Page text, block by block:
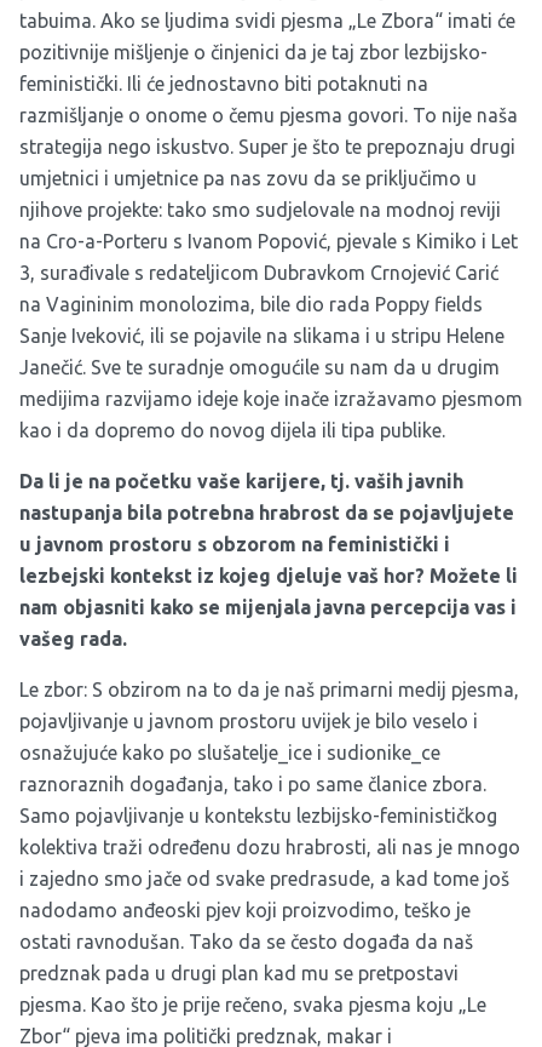
tabuima. Ako se ljudima svidi pjesma „Le Zbora“ imati će
pozitivnije mišljenje o činjenici da je taj zbor lezbijsko-
feministički. Ili će jednostavno biti potaknuti na
razmišljanje o onome o čemu pjesma govori. To nije naša
strategija nego iskustvo. Super je što te prepoznaju drugi
umjetnici i umjetnice pa nas zovu da se priključimo u
njihove projekte: tako smo sudjelovale na modnoj reviji
na Cro-a-Porteru s Ivanom Popović, pjevale s Kimiko i Let
3, surađivale s redateljicom Dubravkom Crnojević Carić
na Vagininim monolozima, bile dio rada Poppy fields
Sanje Iveković, ili se pojavile na slikama i u stripu Helene
Janečić. Sve te suradnje omogućile su nam da u drugim
medijima razvijamo ideje koje inače izražavamo pjesmom
kao i da dopremo do novog dijela ili tipa publike.
Da li je na početku vaše karijere, tj. vaših javnih
nastupanja bila potrebna hrabrost da se pojavljujete
u javnom prostoru s obzorom na feministički i
lezbejski kontekst iz kojeg djeluje vaš hor? Možete li
nam objasniti kako se mijenjala javna percepcija vas i
vašeg rada.
Le zbor: S obzirom na to da je naš primarni medij pjesma,
pojavljivanje u javnom prostoru uvijek je bilo veselo i
osnažujuće kako po slušatelje_ice i sudionike_ce
raznoraznih događanja, tako i po same članice zbora.
Samo pojavljivanje u kontekstu lezbijsko-feminističkog
kolektiva traži određenu dozu hrabrosti, ali nas je mnogo
i zajedno smo jače od svake predrasude, a kad tome još
nadodamo anđeoski pjev koji proizvodimo, teško je
ostati ravnodušan. Tako da se često događa da naš
predznak pada u drugi plan kad mu se pretpostavi
pjesma. Kao što je prije rečeno, svaka pjesma koju „Le
Zbor“ pjeva ima politički predznak, makar i